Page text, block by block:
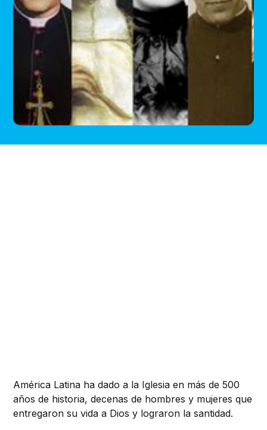
América Latina ha dado a la Iglesia en más de 500
años de historia, decenas de hombres y mujeres que
entregaron su vida a Dios y lograron la santidad.